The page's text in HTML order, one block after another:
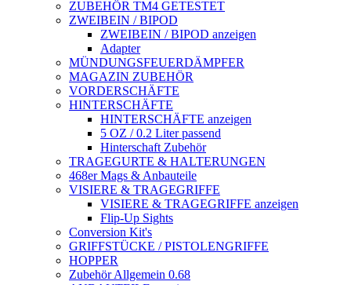
ZUBEHÖR TM4 GETESTET
ZWEIBEIN / BIPOD
ZWEIBEIN / BIPOD anzeigen
Adapter
MÜNDUNGSFEUERDÄMPFER
MAGAZIN ZUBEHÖR
VORDERSCHÄFTE
HINTERSCHÄFTE
HINTERSCHÄFTE anzeigen
5 OZ / 0.2 Liter passend
Hinterschaft Zubehör
TRAGEGURTE & HALTERUNGEN
468er Mags & Anbauteile
VISIERE & TRAGEGRIFFE
VISIERE & TRAGEGRIFFE anzeigen
Flip-Up Sights
Conversion Kit's
GRIFFSTÜCKE / PISTOLENGRIFFE
HOPPER
Zubehör Allgemein 0.68